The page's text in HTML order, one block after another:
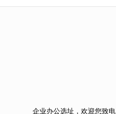
企业办公选址，欢迎您致电